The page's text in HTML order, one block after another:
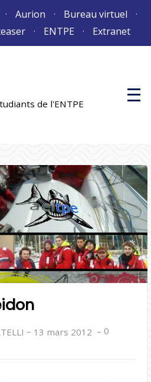
Aurion
Bureau virtuel
ENTPE Extranet
de l'ENTPE
M
e
c
i
p
a
l
– 13 mars 2012 – 0